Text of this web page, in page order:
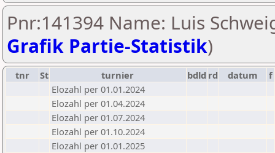
Pnr:141394 Name: Luis
Grafik Partie-Statistik)
tnr St turnier bdld rd datum
f
Elozahl per 01.01.2024
Elozahl per 01.04.2024
Elozahl per 01.07.2024
Elozahl per 01.10.2024
Elozahl per 01.01.2025